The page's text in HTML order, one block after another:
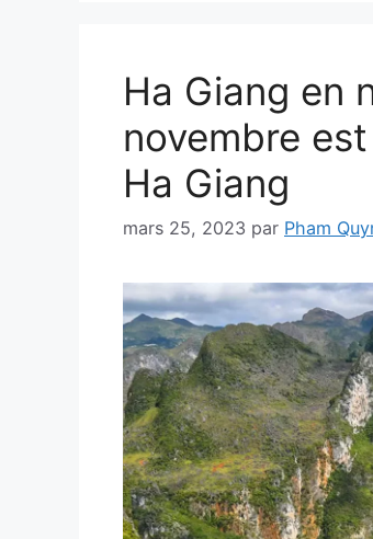
Ha Giang en
novembre
Ha Giang
mars 25, 2023 par Pham